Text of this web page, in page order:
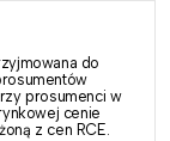
do
prosumenci w
cenie
z cen RCE.